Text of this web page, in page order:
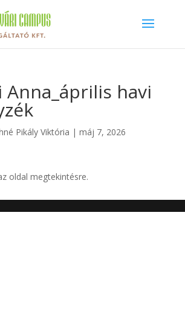
Anna_április havi
Pikály Viktória | máj 7, 2026
oldal megtekintésre.